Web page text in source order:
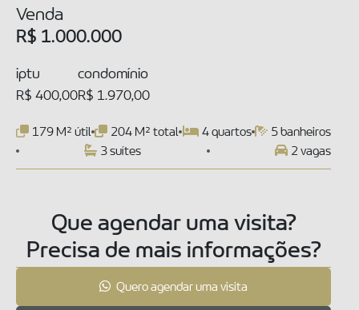
Venda
R$ 1.000.000
iptu
R$ 400,00
condomínio
R$ 1.970,00
179 M² útil 204 M² total 4 quartos
5 banheiros
3 suítes
2 vagas
Que agendar uma visita?
Precisa de mais informações?
Quero agendar uma visita